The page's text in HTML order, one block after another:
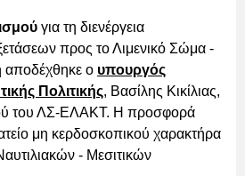
για τη διενέργεια
προς το Λιμενικό Σώμα -
αποδέχθηκε ο υπουργός
Πολιτικής, Βασίλης Κικίλιας,
του ΛΣ-ΕΛΑΚΤ. Η προσφορά
μη κερδοσκοπικού χαρακτήρα
- Μεσιτικών